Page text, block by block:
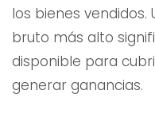
los bienes
bruto más alto
disponible para
generar ganancias.